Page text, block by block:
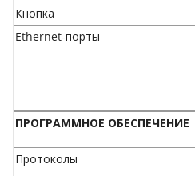
Кнопка
Ethernet-порты
ПРОГРАММНОЕ ОБЕСПЕЧЕНИЕ
Протоколы